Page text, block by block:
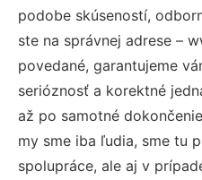
podobe skúseností,
ste na správnej adrese –
povedané, garantujeme
serióznosť a korektné
až po samotné
my sme iba ľudia, sme tu
spolupráce, ale aj v